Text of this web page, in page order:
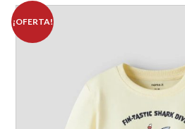
¡OFERTA!